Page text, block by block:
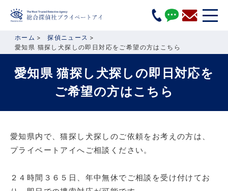
ホーム
探偵ニュース
愛知県 猫探し犬探しの即日対応をご希望の方はこちら
愛知県 猫探し犬探しの即日対応を
ご希望の方はこちら
愛知県内で、猫探し犬探しのご依頼をお考えの方は、
プライベートアイへご相談ください。
２４時間３６５日、年中無休でご相談を受け付けてお